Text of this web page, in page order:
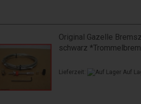
Original Gazelle
schwarz
Lieferzeit: Auf